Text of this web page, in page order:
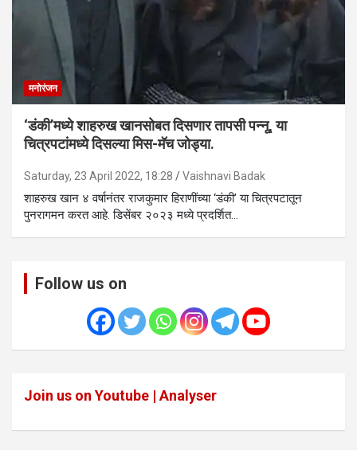
मनोरंजन
‘डंकी’मध्ये शाहरुख खानसोबत दिसणार तापसी पन्नू, या
चित्रपटांमध्ये दिसल्या मिस-मॅच जोड्या.
Saturday, 23 April 2022, 18:28 Vaishnavi Badak
शाहरुख खान ४ वर्षानंतर राजकुमार हिराणींच्या ‘डंकी’ या चित्रपटातून
पुनरागमन करत आहे. डिसेंबर २०२३ मध्ये प्रदर्शित…
Follow us on
Join us on Youtube | Analyser